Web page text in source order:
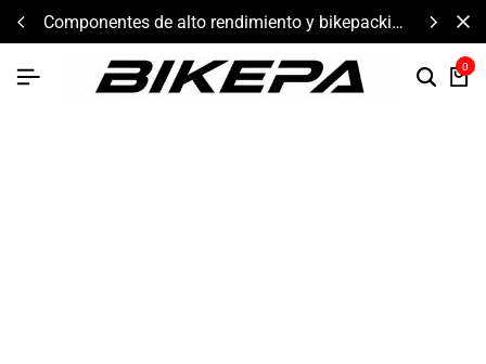
componentes de alto rendimiento y bikepacking
0